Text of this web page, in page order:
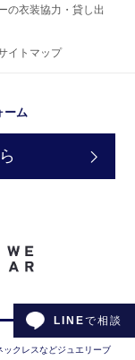
LINEで相談
の衣装協力・貸し出
イトマップ
ーム
クレスなどジュエリーブ